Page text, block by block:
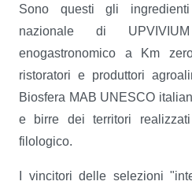
Sono questi gli
nazionale di
enogastronomico a Km
ristoratori e produttori
Biosfera MAB UNESCO
e birre dei territori
filologico.
I vincitori delle selezioni